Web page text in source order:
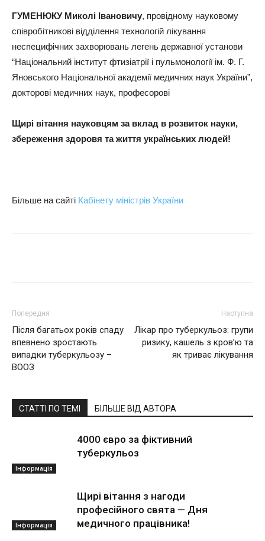
ГУМЕНЮКУ Миколі Івановичу, провідному науковому
співробітникові відділення технологій лікування
неспецифічних захворювань легень державної установи
“Національний інститут фтизіатрії і пульмонології iм. Ф. Г.
Яновського Національної академії медичних наук України”,
докторові медичних наук, професорові
Щирі вітання науковцям за вклад в розвиток науки,
збереження здоровя та життя українських людей!
Більше на сайті Кабінету міністрів України
Попередня
Після багатьох років спаду
впевнено зростають
випадки туберкульозу –
ВООЗ
Наступна
Лікар про туберкульоз: групи
ризику, кашель з кров’ю та
як триває лікування
СТАТТІ ПО ТЕМІ БІЛЬШЕ ВІД АВТОРА
Інформація
4000 євро за фіктивний
туберкульоз
Інформація
Щирі вітання з нагоди
професійного свята — Дня
медичного працівника!